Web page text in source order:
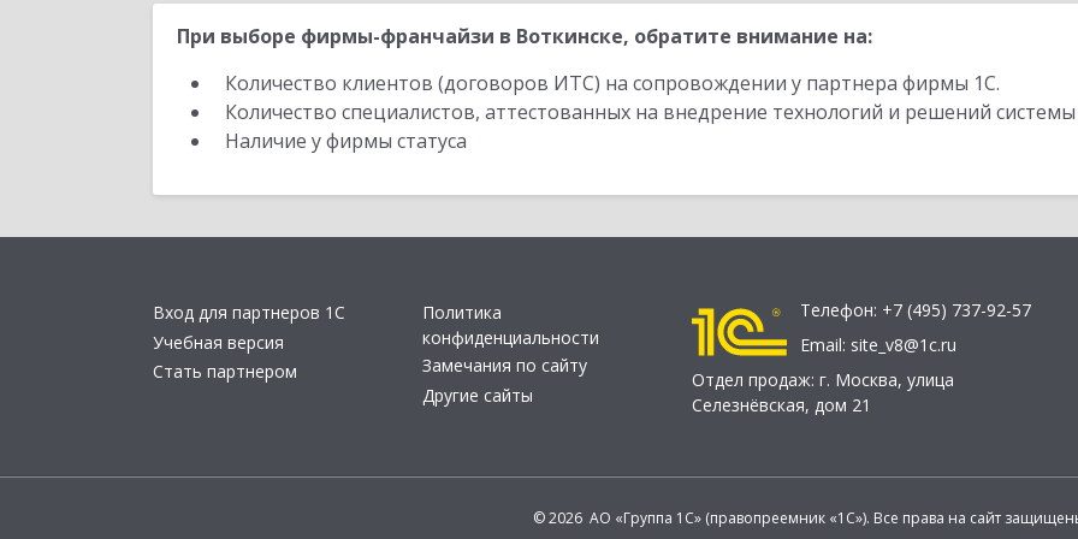
При выборе фирмы-франчайзи в Воткинске, обратите внимание на:
Количество клиентов (договоров ИТС) на сопровождении у партнера фирмы 1С.
Количество специалистов, аттестованных на внедрение технологий и решений
Наличие у фирмы статуса
Вход для партнеров 1С
Учебная версия
Стать партнером
Политика
конфиденциальности
Замечания по сайту
Другие сайты
Телефон: +7 (495) 737-92-57
Email: site_v8@1c.ru
Отдел продаж: г. Москва, улица
Селезнёвская, дом 21
© 2026 АО «Группа 1С» (правопреемник «1С»). Все права на сайт